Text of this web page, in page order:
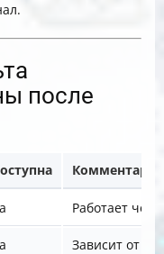
после
Работает
Зависит от